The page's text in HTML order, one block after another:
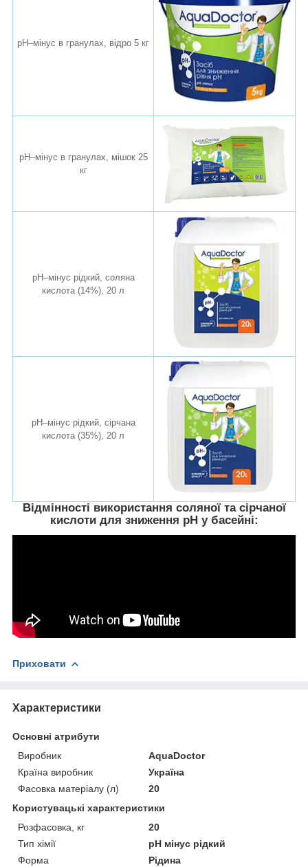
pH–мінус в гранулах, відро 5 кг
pH–мінус в гранулах, мішок 25
кг
pH–мінус рідкий, соляна
кислота (14%), 20 л
pH–мінус рідкий, сірчана
кислота (35%), 20 л
Відмінності використання соляної та сірчаної
кислоти для зниження pH у басейні:
Приховати
Характеристики
Основні атрибути
Виробник
AquaDoctor
Країна виробник
Україна
Фасовка матеріалу (л)
20
Користувацькі характеристики
Розфасовка, кг
20
Тип хімії
pH мінус рідкий
Форма
Рідина